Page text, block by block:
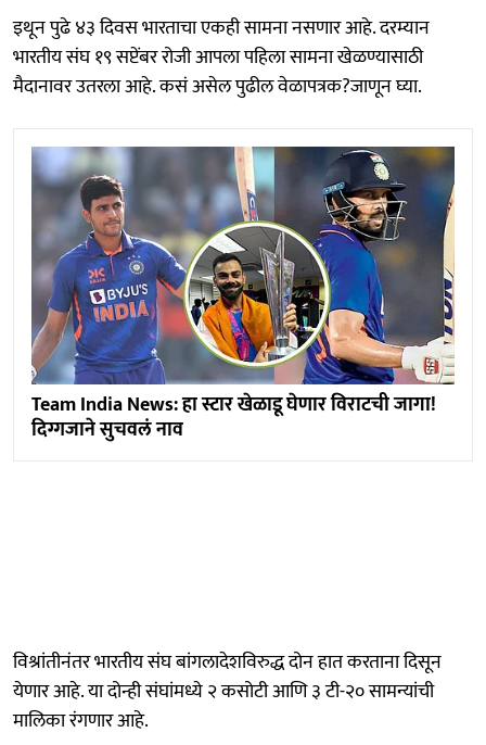
इथून पुढे ४३ दिवस भारताचा एकही सामना नसणार आहे. दरम्यान
भारतीय संघ १९ सप्टेंबर रोजी आपला पहिला सामना खेळण्यासाठी
मैदानावर उतरला आहे. कसं असेल पुढील वेळापत्रक?जाणून घ्या.
Team India News: हा स्टार खेळाडू घेणार विराटची जागा!
दिग्गजाने सुचवलं नाव
विश्रांतीनंतर भारतीय संघ बांगलादेशविरुद्ध दोन हात करताना दिसून
येणार आहे. या दोन्ही संघांमध्ये २ कसोटी आणि ३ टी-२० सामन्यांची
मालिका रंगणार आहे.